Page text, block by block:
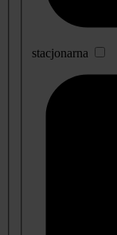
stacjonarna